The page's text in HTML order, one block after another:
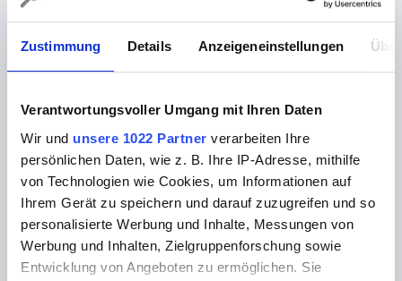
Zustimmung Details Anzeigeneinstellungen
Verantwortungsvoller Umgang mit Ihren Daten
Wir und unsere 1022 Partner verarbeiten Ihre
persönlichen Daten, wie z. B. Ihre IP-Adresse, mithilfe
von Technologien wie Cookies, um Informationen auf
Ihrem Gerät zu speichern und darauf zuzugreifen und so
personalisierte Werbung und Inhalte, Messungen von
Werbung und Inhalten, Zielgruppenforschung sowie
Entwicklung von Angeboten zu ermöglichen. Sie
gefährden. Die von horizoom angebotenen
Online-Umfragen eignen sich in dieser Hinsicht
besonders gut, da sie bequem von zu Hause aus
und in Deinem eigenen Tempo durchgeführt
Schulische Verpflichtungen:Spaß und
Engagement für Arbeit sollte nie auf Kosten
Deiner Schulleistungen gehen. Stelle sicher, dass
Du ausreichend Zeit für Hausaufgaben, Lernen
und andere schulische Verpflichtungen hast.
Ausgewogene Balance:Es ist wichtig, eine
Balance zwischen Arbeit, Schule und Freizeit zu
finden. Vergiss nicht, dass Deine Jugend auch Zeit